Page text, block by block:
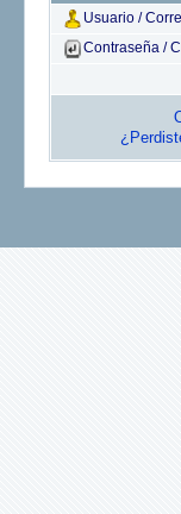
Usuario /
Contraseña /